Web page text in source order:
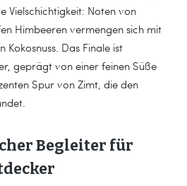
Vielschichtigkeit: Noten von
Himbeeren vermengen sich mit
Kokosnuss. Das Finale ist
geprägt von einer feinen Süße
Spur von Zimt, die den
Begleiter für